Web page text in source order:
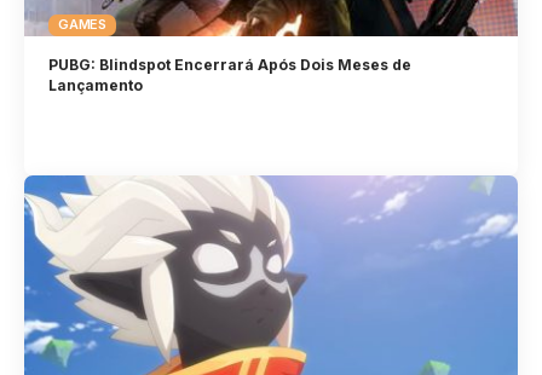
GAMES
PUBG: Blindspot Encerrará Após Dois Meses de
Lançamento